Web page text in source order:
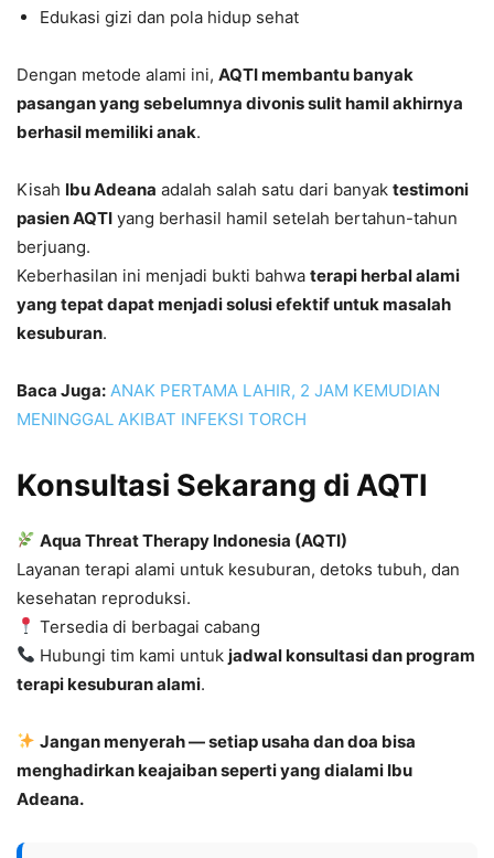
Edukasi gizi dan pola hidup sehat
Dengan metode alami ini, AQTI membantu banyak
pasangan yang sebelumnya divonis sulit hamil akhirnya
berhasil memiliki anak.
Kisah Ibu Adeana adalah salah satu dari banyak testimoni
pasien AQTI yang berhasil hamil setelah bertahun-tahun
berjuang.
Keberhasilan ini menjadi bukti bahwa terapi herbal alami
yang tepat dapat menjadi solusi efektif untuk masalah
kesuburan.
Baca Juga: ANAK PERTAMA LAHIR, 2 JAM KEMUDIAN
MENINGGAL AKIBAT INFEKSI TORCH
Konsultasi Sekarang di AQTI
Aqua Threat Therapy Indonesia (AQTI)
Layanan terapi alami untuk kesuburan, detoks tubuh, dan
kesehatan reproduksi.
Tersedia di berbagai cabang
Hubungi tim kami untukjadwal konsultasi dan program
terapi kesuburan alami.
Jangan menyerah — setiap usaha dan doa bisa
menghadirkan keajaiban seperti yang dialami Ibu
Adeana.